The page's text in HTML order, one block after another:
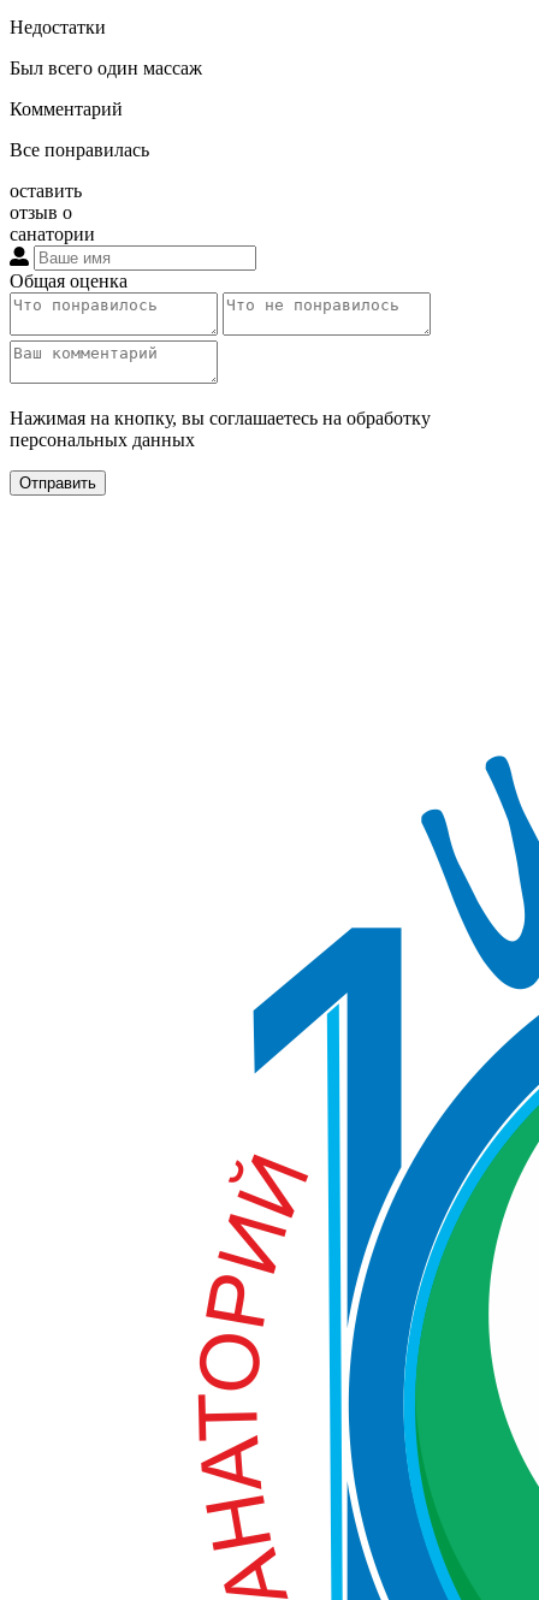
Недостатки
Был всего один массаж
Комментарий
Все понравилась
оставить
отзыв о
санатории
Общая оценка
Нажимая на кнопку, вы соглашаетесь на обработку
персональных данных
Отправить